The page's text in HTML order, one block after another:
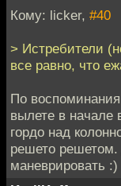
Кому: licker, #40
> Истребители
все равно, что
По
вылете в начале
гордо над
решето решетом.
маневрировать :)